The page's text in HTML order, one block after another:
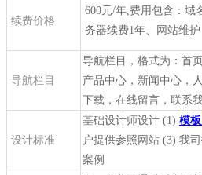
续费价格
600元/年,费用包含：域
务器续费1年、网站维护
导航栏目
导航栏目，格式为：首
产品中心，新闻中心，
下载，在线留言，联系
设计标准
基础设计师设计 (1) 模
户提供参照网站 (3) 我
案例